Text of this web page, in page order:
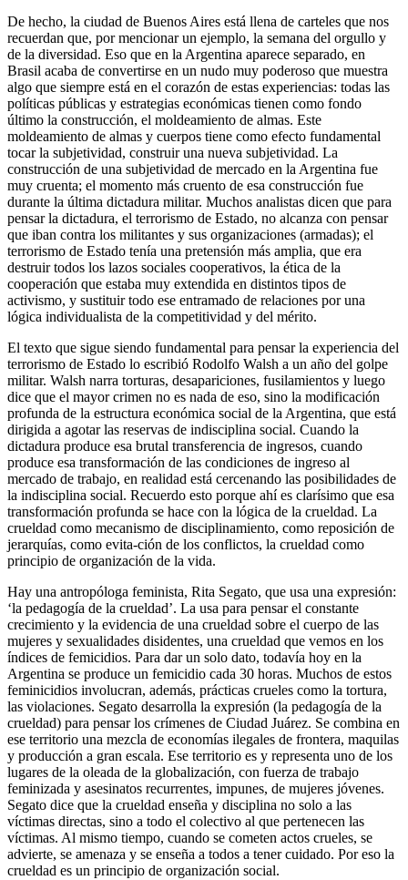
De hecho, la ciudad de Buenos Aires está llena de carteles que nos
recuerdan que, por mencionar un ejemplo, la semana del orgullo y
de la diversidad. Eso que en la Argentina aparece separado, en
Brasil acaba de convertirse en un nudo muy poderoso que muestra
algo que siempre está en el corazón de estas experiencias: todas las
políticas públicas y estrategias económicas tienen como fondo
último la construcción, el moldeamiento de almas. Este
moldeamiento de almas y cuerpos tiene como efecto fundamental
tocar la subjetividad, construir una nueva subjetividad. La
construcción de una subjetividad de mercado en la Argentina fue
muy cruenta; el momento más cruento de esa construcción fue
durante la última dictadura militar. Muchos analistas dicen que para
pensar la dictadura, el terrorismo de Estado, no alcanza con pensar
que iban contra los militantes y sus organizaciones (armadas); el
terrorismo de Estado tenía una pretensión más amplia, que era
destruir todos los lazos sociales cooperativos, la ética de la
cooperación que estaba muy extendida en distintos tipos de
activismo, y sustituir todo ese entramado de relaciones por una
lógica individualista de la competitividad y del mérito.
El texto que sigue siendo fundamental para pensar la experiencia del
terrorismo de Estado lo escribió Rodolfo Walsh a un año del golpe
militar. Walsh narra torturas, desapariciones, fusilamientos y luego
dice que el mayor crimen no es nada de eso, sino la modificación
profunda de la estructura económica social de la Argentina, que está
dirigida a agotar las reservas de indisciplina social. Cuando la
dictadura produce esa brutal transferencia de ingresos, cuando
produce esa transformación de las condiciones de ingreso al
mercado de trabajo, en realidad está cercenando las posibilidades de
la indisciplina social. Recuerdo esto porque ahí es clarísimo que esa
transformación profunda se hace con la lógica de la crueldad. La
crueldad como mecanismo de disciplinamiento, como reposición de
jerarquías, como evita-ción de los conflictos, la crueldad como
principio de organización de la vida.
Hay una antropóloga feminista, Rita Segato, que usa una expresión:
‘la pedagogía de la crueldad’. La usa para pensar el constante
crecimiento y la evidencia de una crueldad sobre el cuerpo de las
mujeres y sexualidades disidentes, una crueldad que vemos en los
índices de femicidios. Para dar un solo dato, todavía hoy en la
Argentina se produce un femicidio cada 30 horas. Muchos de estos
feminicidios involucran, además, prácticas crueles como la tortura,
las violaciones. Segato desarrolla la expresión (la pedagogía de la
crueldad) para pensar los crímenes de Ciudad Juárez. Se combina en
ese territorio una mezcla de economías ilegales de frontera, maquilas
y producción a gran escala. Ese territorio es y representa uno de los
lugares de la oleada de la globalización, con fuerza de trabajo
feminizada y asesinatos recurrentes, impunes, de mujeres jóvenes.
Segato dice que la crueldad enseña y disciplina no solo a las
víctimas directas, sino a todo el colectivo al que pertenecen las
víctimas. Al mismo tiempo, cuando se cometen actos crueles, se
advierte, se amenaza y se enseña a todos a tener cuidado. Por eso la
crueldad es un principio de organización social.